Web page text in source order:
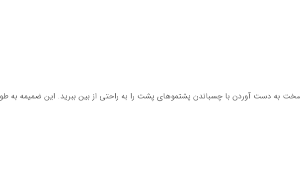
به دست آوردن با چسباندن پشتموهای پشت را به راحتی از بین ببرید. این ضمیمه به